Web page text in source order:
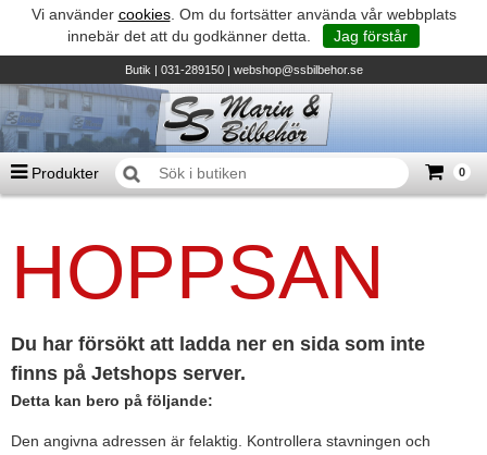
Vi använder cookies. Om du fortsätter använda vår webbplats
innebär det att du godkänner detta.
Jag förstår
Butik| 031-289150 | webshop@ssbilbehor.se
Produkter 0
TILL KASSAN
Biltillbehör och reservdelar - BDS
Micore • Båtar
Suzuki - Utombordare
Suzumar - Gummibåtar
Honda - Utombordare
HonWave - Gummibåtar
HOPPSAN
Du har försökt att ladda ner en sida som inte
finns på Jetshops server.
Detta kan bero på följande:
Den angivna adressen är felaktig. Kontrollera stavningen och